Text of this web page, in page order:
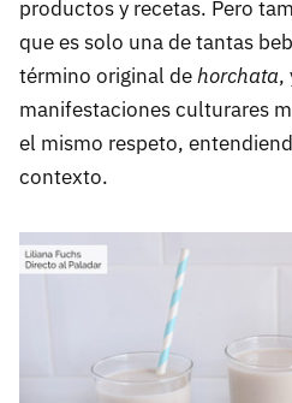
productos y recetas. Pero
que es solo una de tantas
término original dehorchata,
manifestaciones culturares
el mismo respeto,
contexto.